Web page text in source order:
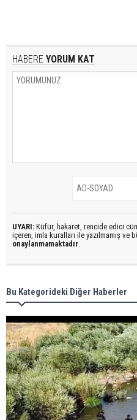
HABERE YORUM KAT
UYARI: Küfür, hakaret, rencide edici
içeren, imla kuralları ile yazılmamış ve
onaylanmamaktadır.
Bu Kategorideki Diğer Haberler